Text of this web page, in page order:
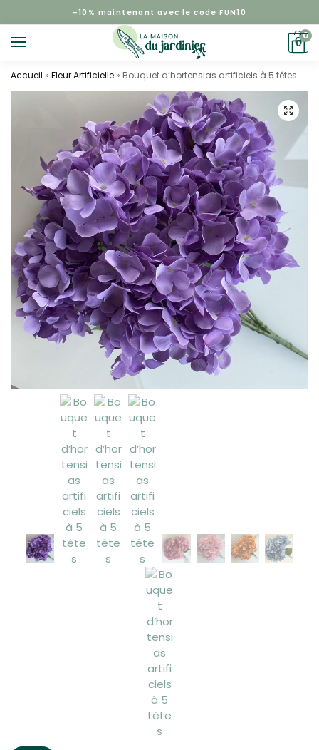
–10% maintenant avec le code FUN10
0
0
Accueil » Fleur Artificielle » Bouquet d’hortensias artificiels à 5 têtes